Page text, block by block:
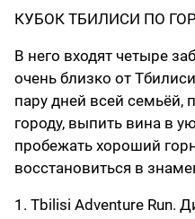
КУБОК ТБИЛИСИ ПО
В него входят четыре
очень близко от
пару дней всей семьёй,
городу, выпить вина в
пробежать хороший
восстановиться в
1. Tbilisi Adventure Run.